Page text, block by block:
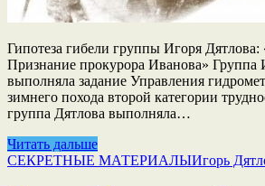
Гипотеза гибели группы Игоря Дятлова:
Признание прокурора Иванова» Группа
выполняла задание Управления
зимнего похода второй категории
группа Дятлова выполняла…
Читать дальше
СЕКРЕТНЫЕ МАТЕРИАЛЫИгорь